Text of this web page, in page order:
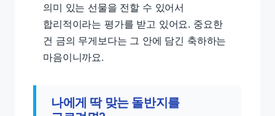
의미 있는 선물을 전할 수 있어서
합리적이라는 평가를 받고 있어요. 중요한
건 금의 무게보다는 그 안에 담긴 축하하는
마음이니까요.
나에게 딱 맞는 돌반지를